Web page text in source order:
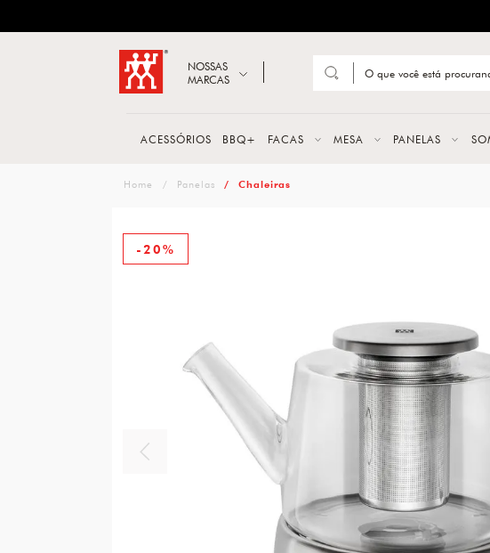
ZWILLING
NOSSAS
MARCAS
FACAS
ACESSÓRIOS BBQ+ FACAS MESA PANELAS
Panelas Chaleiras
-20%